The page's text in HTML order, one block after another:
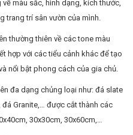
màu sắc, hình dạng, kích thước,
trang trí sân vườn của mình.
thường thiên về các tone màu
hợp với các tiểu cảnh khác để tạo
nổi bật phong cách của gia chủ.
đa dạng chủng loại như: đá slate
đá Granite,… được cắt thành các
30x30cm, 30x60cm,…